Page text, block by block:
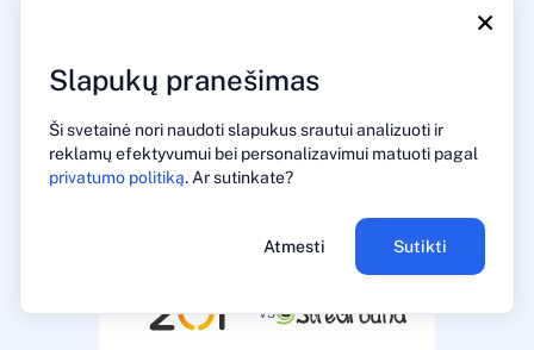
×
Slapukų pranešimas
Ši svetainė nori naudoti slapukus srautui analizuoti ir
reklamų efektyvumui bei personalizavimui matuoti pagal
privatumo politiką. Ar sutinkate?
Atmesti Sutikti
vs